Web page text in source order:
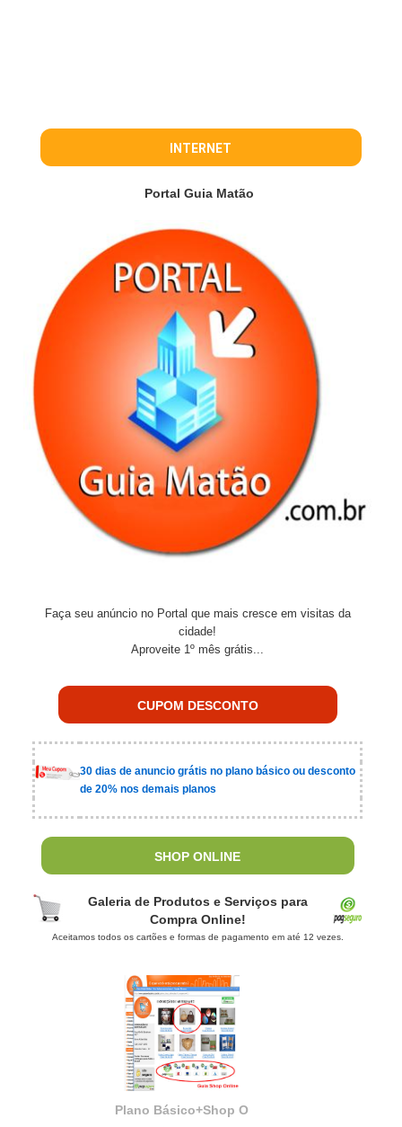
INTERNET
Portal Guia Matão
Faça seu anúncio no Portal que mais cresce em visitas da
cidade!
Aproveite 1º mês grátis...
CUPOM DESCONTO
30 dias de anuncio grátis no plano básico ou desconto
de 20% nos demais planos
SHOP ONLINE
Galeria de Produtos e Serviços para
Compra Online!
Aceitamos todos os cartões e formas de pagamento em até 12 vezes.
Plano Básico+Shop O